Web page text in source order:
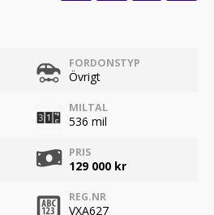
FORDONSTYP
Övrigt
MILTAL
536 mil
PRIS
129 000 kr
REG.NR
VXA627